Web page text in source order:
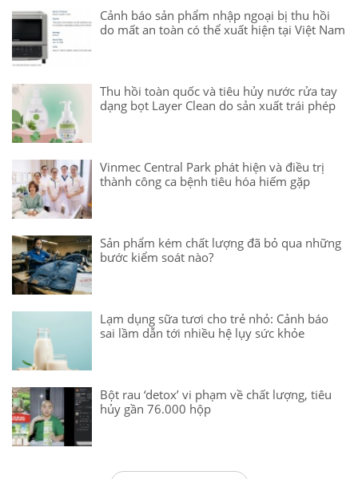
Cảnh báo sản phẩm nhập ngoại bị thu hồi
do mất an toàn có thể xuất hiện tại Việt Nam
Thu hồi toàn quốc và tiêu hủy nước rửa tay
dạng bọt Layer Clean do sản xuất trái phép
Vinmec Central Park phát hiện và điều trị
thành công ca bệnh tiêu hóa hiếm gặp
Sản phẩm kém chất lượng đã bỏ qua những
bước kiểm soát nào?
Lạm dụng sữa tươi cho trẻ nhỏ: Cảnh báo
sai lầm dẫn tới nhiều hệ lụy sức khỏe
Bột rau ‘detox’ vi phạm về chất lượng, tiêu
hủy gần 76.000 hộp